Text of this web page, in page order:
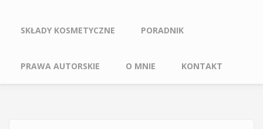
SKŁADY KOSMETYCZNE PORADNIK
PRAWA AUTORSKIE O MNIE KONTAKT